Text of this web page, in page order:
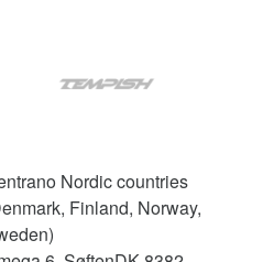
Nordic countries
Finland, Norway,